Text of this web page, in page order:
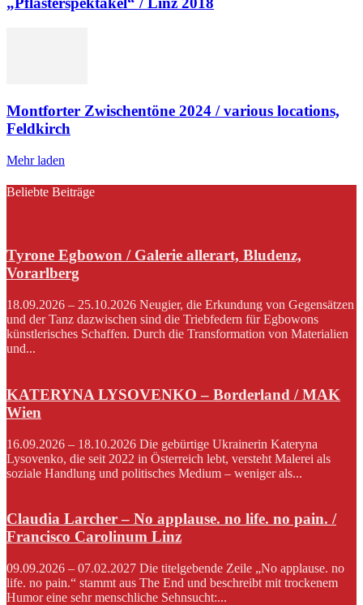
Montforter Zwischentöne 2024 / various locations,
Feldkirch
Mehr laden
Beliebte Beiträge
Tyrone Egbowon / Galerie allerart, Bludenz,
Vorarlberg
18.09.2026 – 25.10.2026 Neugier, die Erkundung von Gegensätzen
und der Tanz dazwischen sind die Triebfedern für Egbowons
künstlerisches Schaffen. Durch die Transformation von Materialien
und...
KATERYNA LYSOVENKO – Borderland / MAK
Wien
16.09.2026 – 18.10.2026 Die gebürtige Ukrainerin Kateryna
Lysovenko, die seit 2022 in Österreich lebt, versteht Malerei als
soziale Handlung und politisches Medium – weniger als...
Claudia Larcher – No applause. no life. no pain. /
Francisco Carolinum Linz
09.09.2026 – 07.02.2027 Die titelgebende Zeile „No applause. no
life. no pain.“ stammt aus The End und beschreibt mit trockenem
Humor eine sehr menschliche Sehnsucht:...